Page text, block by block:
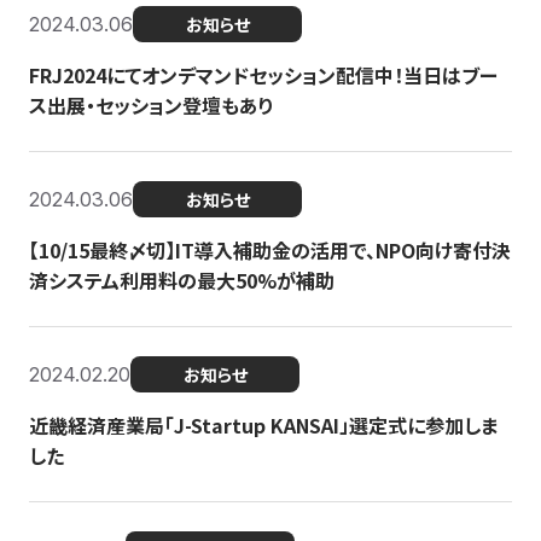
2024.03.06 お知らせ
FRJ2024にてオンデマンドセッション配信中！当日はブー
ス出展・セッション登壇もあり
2024.03.06 お知らせ
【10/15最終〆切】IT導入補助金の活用で、NPO向け寄付決
済システム利用料の最大50%が補助
2024.02.20 お知らせ
近畿経済産業局「J-Startup KANSAI」選定式に参加しま
した